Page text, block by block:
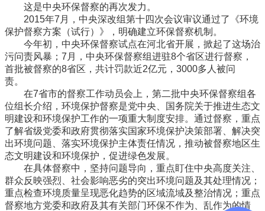
这是中央环保督察的再次发力。
2015年7月，中央深改组第十四次会议审议通过了《环境
保护督察方案（试行）》，明确建立环保督察机制。
今年初，中央环保督察试点在河北省开展，掀起了这场治
污问责风暴；7月，中央环保督察组进驻8个省区进行督察，
首批被督察的8省区，共计罚款近2亿元，3000多人被问
责。
在7省市的督察工作动员会上，第二批中央环保督察组各
位组长介绍，环境保护督察是党中央、国务院关于推进生态文
明建设和环境保护工作的一项重大制度安排。通过督察，重点
了解省级党委和政府贯彻落实国家环境保护决策部署、解决突
出环境问题、落实环境保护主体责任情况，推动被督察地区生
态文明建设和环境保护，促进绿色发展。
在具体督察中，坚持问题导向，重点盯住中央高度关注、
群众反映强烈、社会影响恶劣的突出环境问题及其处理情况；
重点检查环境质量呈现恶化趋势的区域流域及整治情况；重点
督察地方党委和政府及其有关部门环保不作为、乱作为的情